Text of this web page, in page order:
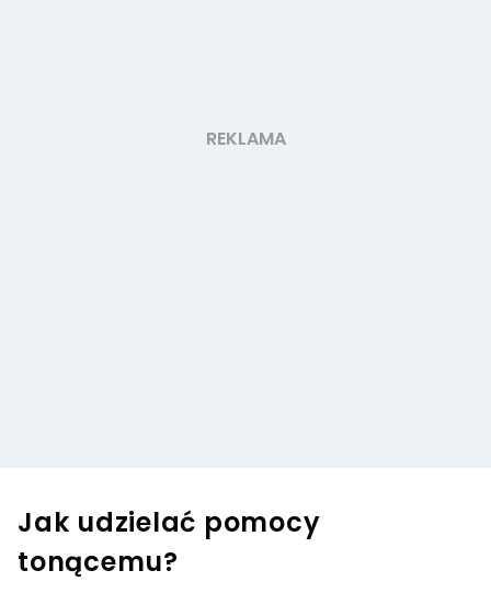
Jak udzielać pomocy
tonącemu?